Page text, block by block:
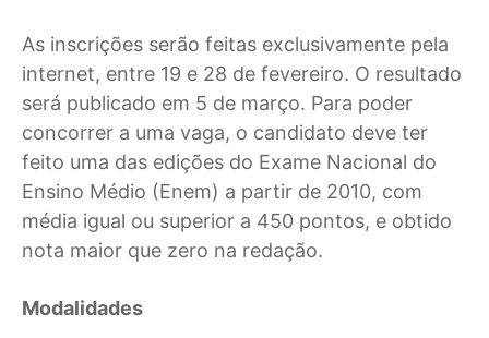
As inscrições serão feitas exclusivamente pela
internet, entre 19 e 28 de fevereiro. O resultado
será publicado em 5 de março. Para poder
concorrer a uma vaga, o candidato deve ter
feito uma das edições do Exame Nacional do
Ensino Médio (Enem) a partir de 2010, com
média igual ou superior a 450 pontos, e obtido
nota maior que zero na redação.
Modalidades